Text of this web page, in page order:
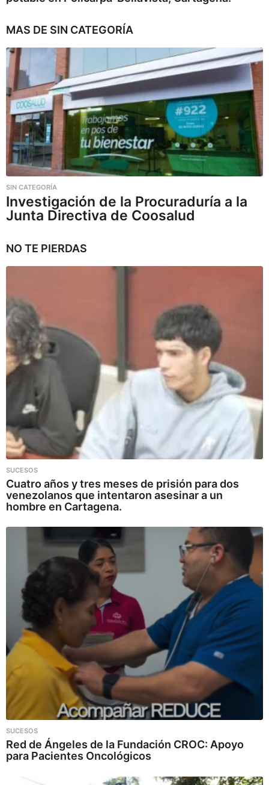
MAS DE SIN CATEGORÍA
SIN CATEGORÍA
Investigación de la Procuraduría a la
Junta Directiva de Coosalud
NO TE PIERDAS
SUCESOS
Cuatro años y tres meses de prisión para dos
venezolanos que intentaron asesinar a un
hombre en Cartagena.
SUCESOS
Red de Ángeles de la Fundación CROC: Apoyo
para Pacientes Oncológicos